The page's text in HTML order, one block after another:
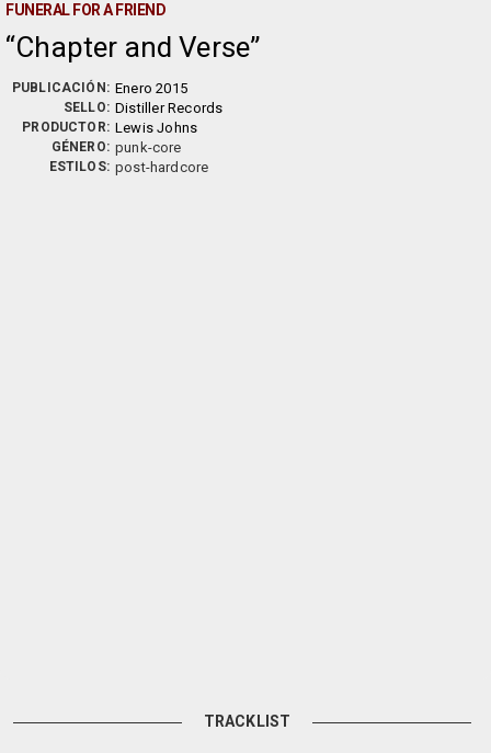
FUNERAL FOR A FRIEND
Chapter and Verse
PUBLICACIÓN: Enero 2015
SELLO: Distiller Records
PRODUCTOR: Lewis Johns
GÉNERO: punk-core
ESTILOS: post-hardcore
TRACKLIST